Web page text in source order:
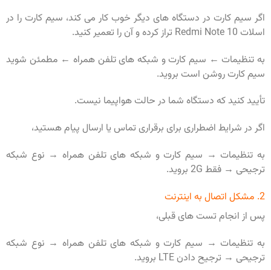
اگر سیم کارت در دستگاه های دیگر خوب کار می کند، سیم کارت را در
اسلات Redmi Note 10 تراز کرده و آن را تعمیر کنید.
به تنظیمات ← سیم کارت و شبکه های تلفن همراه ← مطمئن شوید
سیم کارت روشن است بروید.
تأیید کنید که دستگاه شما در حالت هواپیما نیست.
اگر در شرایط اضطراری برای برقراری تماس یا ارسال پیام هستید،
به تنظیمات → سیم کارت و شبکه های تلفن همراه → نوع شبکه
ترجیحی → فقط 2G بروید.
2. مشکل اتصال به اینترنت
پس از انجام تست های قبلی،
به تنظیمات → سیم کارت و شبکه های تلفن همراه → نوع شبکه
ترجیحی → ترجیح دادن LTE بروید.